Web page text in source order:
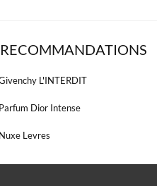
RECOMMANDATIONS
L'INTERDIT
Parfum Dior Intense
Nuxe Levres